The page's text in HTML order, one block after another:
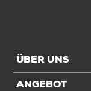
ÜBER UNS
ANGEBOT